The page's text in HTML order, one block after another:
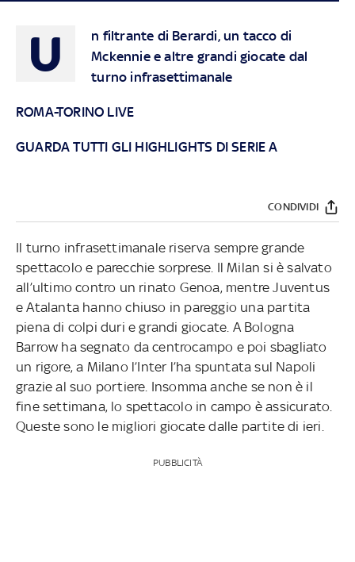
U
n filtrante di Berardi, un tacco di
Mckennie e altre grandi giocate dal
turno infrasettimanale
ROMA-TORINO LIVE
GUARDA TUTTI GLI HIGHLIGHTS DI SERIE A
CONDIVIDI
Il turno infrasettimanale riserva sempre grande
spettacolo e parecchie sorprese. Il Milan si è salvato
all’ultimo contro un rinato Genoa, mentre Juventus
e Atalanta hanno chiuso in pareggio una partita
piena di colpi duri e grandi giocate. A Bologna
Barrow ha segnato da centrocampo e poi sbagliato
un rigore, a Milano l’Inter l’ha spuntata sul Napoli
grazie al suo portiere. Insomma anche se non è il
fine settimana, lo spettacolo in campo è assicurato.
Queste sono le migliori giocate dalle partite di ieri.
PUBBLICITÀ